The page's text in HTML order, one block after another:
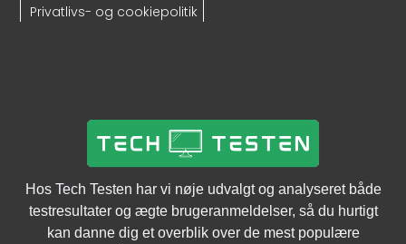
Hos Tech Testen har vi nøje udvalgt og analyseret både
testresultater og ægte brugeranmeldelser, så du hurtigt
kan danne dig et overblik over de mest populære
Privatlivs- og cookiepolitik